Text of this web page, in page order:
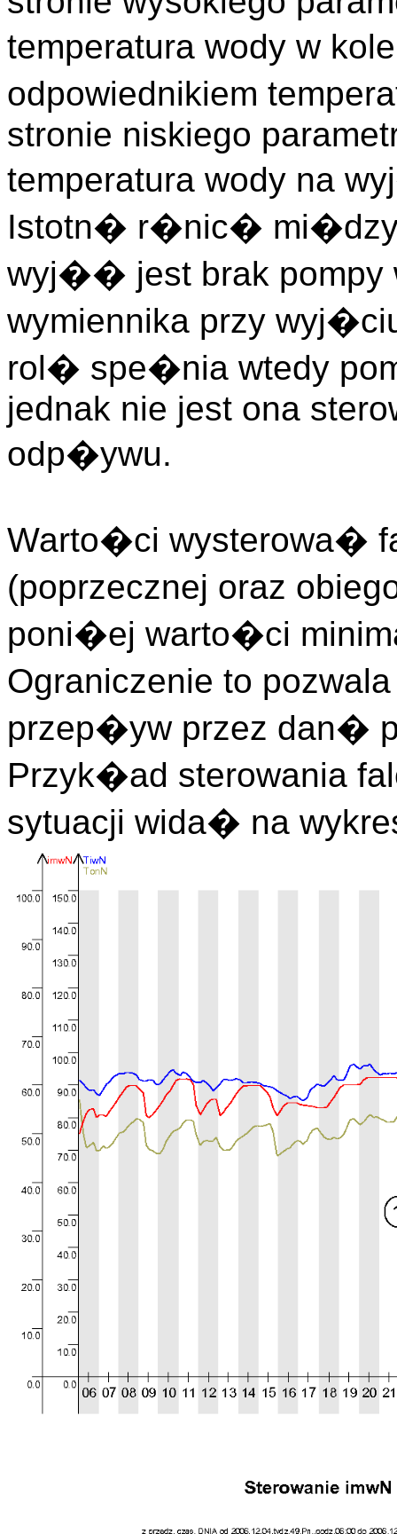
temperatura wody w
odpowiednikiem
stronie niskiego
temperatura wody na
Istotn� r�nic� mi�dzy
wyj�� jest brak pompy
wymiennika przy
rol� spe�nia wtedy
jednak nie jest ona
odp�ywu.
Warto�ci wysterowa�
(poprzecznej oraz
poni�ej warto�ci
Ograniczenie to
przep�yw przez dan�
Przyk�ad sterowania
sytuacji wida� na